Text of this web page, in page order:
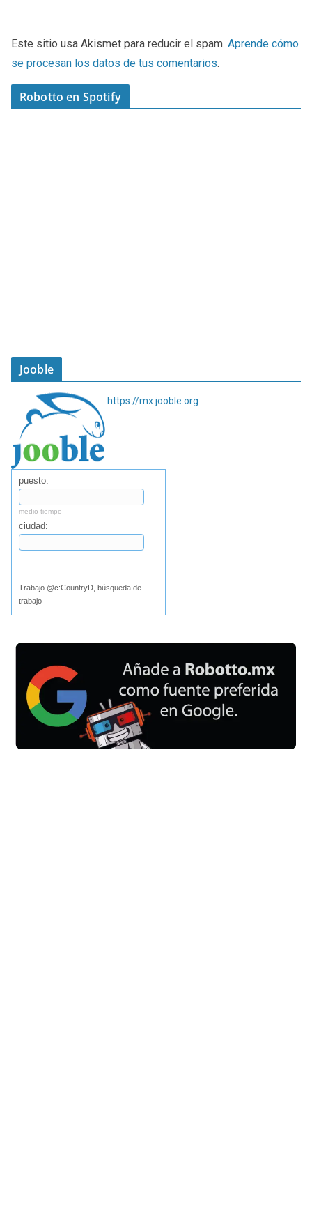
Este sitio usa Akismet para reducir el spam. Aprende cómo
se procesan los datos de tus comentarios.
Robotto en Spotify
Jooble
https://mx.jooble.org
puesto:
medio tiempo
ciudad:
Trabajo @c:CountryD, búsqueda de
trabajo